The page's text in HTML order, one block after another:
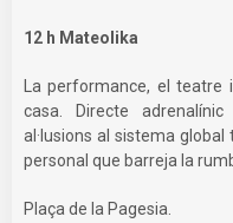
12 h Mateolika
La performance, el
casa. Directe
al·lusions al sistema
personal que barreja la
Plaça de la Pagesia.